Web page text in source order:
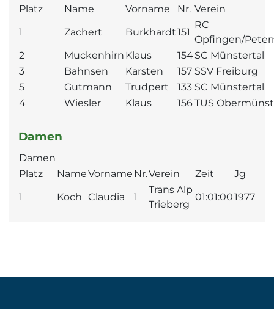
Platz
Name Vorname Nr. Verein
1
Zachert Burkhardt151
RC
Opfingen/
2
Muckenhirn Klaus 154SC Münstertal
3
Bahnsen Karsten 157 SSV Freiburg
5
Gutmann Trudpert 133 SC Münstertal
4
Wiesler Klaus 156TUS
Damen
Damen
Platz
NameVorname Nr.Verein Zeit
Jg
1
Koch Claudia 1
Trans Alp
Trieberg
01:01:001977